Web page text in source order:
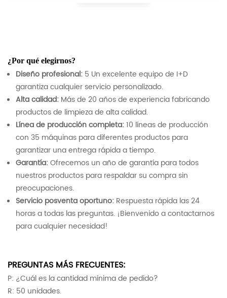
¿Por qué elegirnos?
Diseño profesional: 5 Un excelente equipo de I+D
garantiza cualquier servicio personalizado.
Alta calidad: Más de 20 años de experiencia fabricando
productos de limpieza de alta calidad.
Línea de producción completa:10 líneas de producción
con 35 máquinas para diferentes productos para
garantizar una entrega rápida a tiempo.
Garantía:Ofrecemos un año de garantía para todos
nuestros productos para respaldar su compra sin
preocupaciones.
Servicio posventa oportuno: Respuesta rápida las 24
horas a todas las preguntas. ¡Bienvenido a contactarnos
para cualquier necesidad!
PREGUNTAS MÁS FRECUENTES:
P: ¿Cuál es la cantidad mínima de pedido?
R: 50 unidades.